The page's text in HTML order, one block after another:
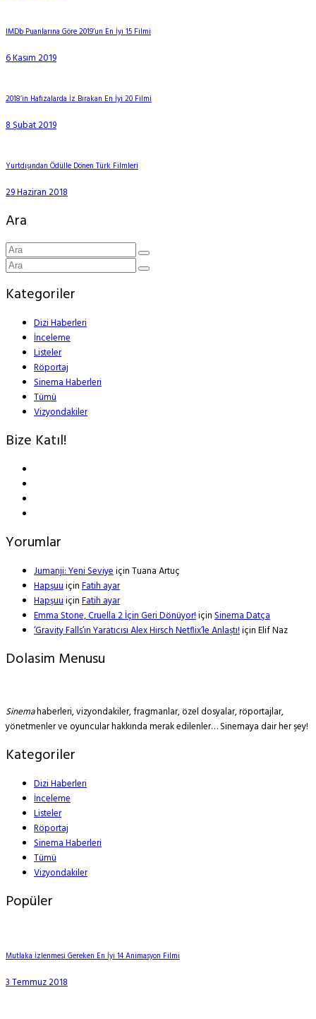
IMDb Puanlarına Göre 2019’un En İyi 15 Filmi
6 Kasım 2019
2018’in Hafızalarda İz Bırakan En İyi 20 Filmi
8 Şubat 2019
Yurtdışından Ödülle Dönen Türk Filmleri
29 Haziran 2018
Ara
Kategoriler
Dizi Haberleri
İnceleme
Listeler
Röportaj
Sinema Haberleri
Tümü
Vizyondakiler
Bize Katıl!
Yorumlar
Jumanji: Yeni SeviyeiçinTuana Artuç
HapşuuiçinFatih ayar
HapşuuiçinFatih ayar
Emma Stone, Cruella 2 İçin Geri Dönüyor!içinSinema Datça
‘Gravity Falls’ın Yaratıcısı Alex Hirsch Netflix’le Anlaştı!içinElif Naz
Dolasim Menusu
Sinemahaberleri, vizyondakiler, fragmanlar, özel dosyalar, röportajlar,
yönetmenler ve oyuncular hakkında merak edilenler… Sinemaya dair her şey!
Kategoriler
Dizi Haberleri
İnceleme
Listeler
Röportaj
Sinema Haberleri
Tümü
Vizyondakiler
Popüler
Mutlaka İzlenmesi Gereken En İyi 14 Animasyon Filmi
3 Temmuz 2018